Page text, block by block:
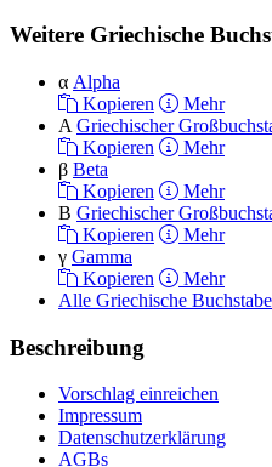
Weitere Griechische
α Alpha
Kopieren
Mehr
Α Griechischer
Kopieren
Mehr
β Beta
Kopieren
Mehr
Β Griechischer
Kopieren
Mehr
γ Gamma
Kopieren
Mehr
Alle Griechische
Beschreibung
Vorschlag einreichen
Impressum
Datenschutzerklärung
AGBs